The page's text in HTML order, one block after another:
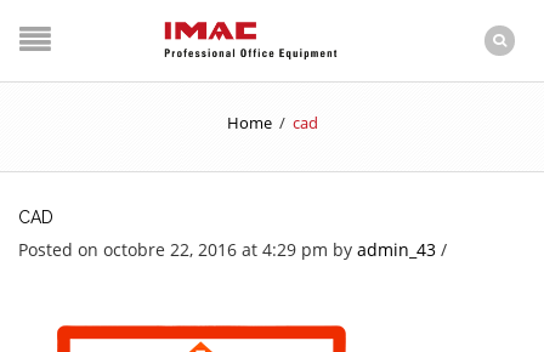
Home / cad
CAD
Posted on octobre 22, 2016 at 4:29 pm by admin_43 /